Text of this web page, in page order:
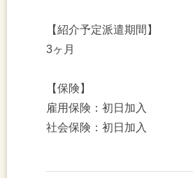
【紹介予定派遣期間】
3ヶ月
【保険】
雇用保険：初日加入
社会保険：初日加入